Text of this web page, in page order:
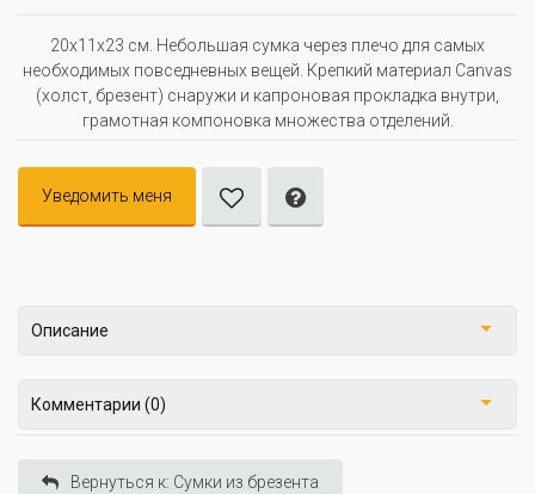
20x11x23 см. Небольшая сумка через плечо для самых
необходимых повседневных вещей. Крепкий материал Canvas
(холст, брезент) снаружи и капроновая прокладка внутри,
грамотная компоновка множества отделений.
Уведомить меня
Описание
Комментарии (0)
Вернуться к: Сумки из брезента